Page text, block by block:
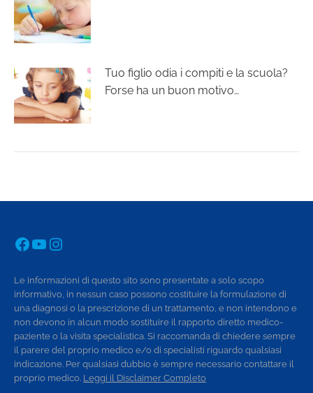
Tuo figlio odia i compiti e la scuola?
Forse ha un buon motivo…
Facebook
YouTube
Instagram
Le informazioni di questo sito sono presentate a solo scopo
informativo, in nessun caso possono costituire la formulazione di
una diagnosi o la prescrizione di un trattamento, e non intendono e
non devono in alcun modo sostituire il rapporto diretto medico-
paziente o la visita specialistica. Si raccomanda di chiedere sempre
il parere del proprio medico e/o di specialisti riguardo qualsiasi
indicazione. Per qualsiasi dubbio è sempre necessario contattare il
proprio medico. Leggi il Disclaimer Completo